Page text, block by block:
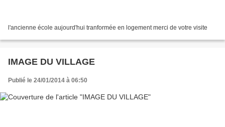
l'ancienne école aujourd'hui tranformée en logement merci de votre visite
IMAGE DU VILLAGE
Publié le 24/01/2014 à 06:50